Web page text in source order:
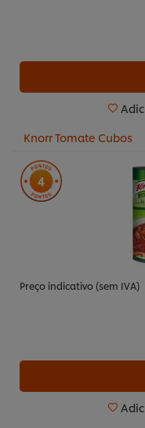
Knorr Tomate Cubos
4
Preço indicativo (sem IVA)